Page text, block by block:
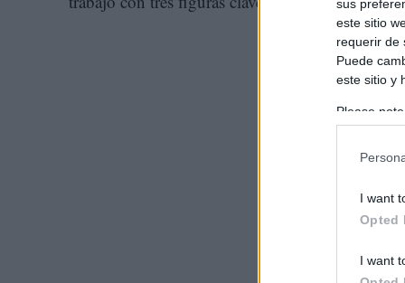
sus
este sitio
requerir de
Puede
este sitio y
Please
information
in below
I want
Opted
I want